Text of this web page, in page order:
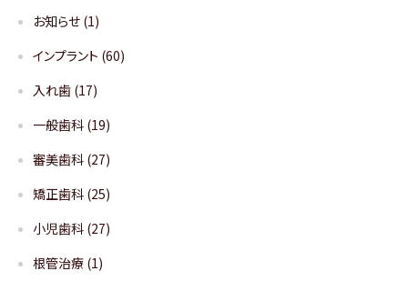
お知らせ (1)
インプラント (60)
入れ歯 (17)
一般歯科 (19)
審美歯科 (27)
矯正歯科 (25)
小児歯科 (27)
根管治療 (1)